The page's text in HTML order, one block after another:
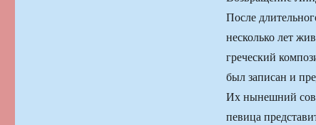
После
несколько лет
греческий
был записан и
Их нынешний
певица